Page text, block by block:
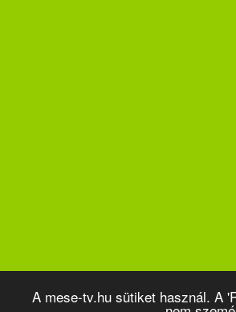
A mese-tv.hu sütiket használ. A